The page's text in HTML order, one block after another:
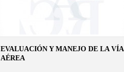
EVALUACIÓN Y MANEJO DE LA VÍA
AÉREA